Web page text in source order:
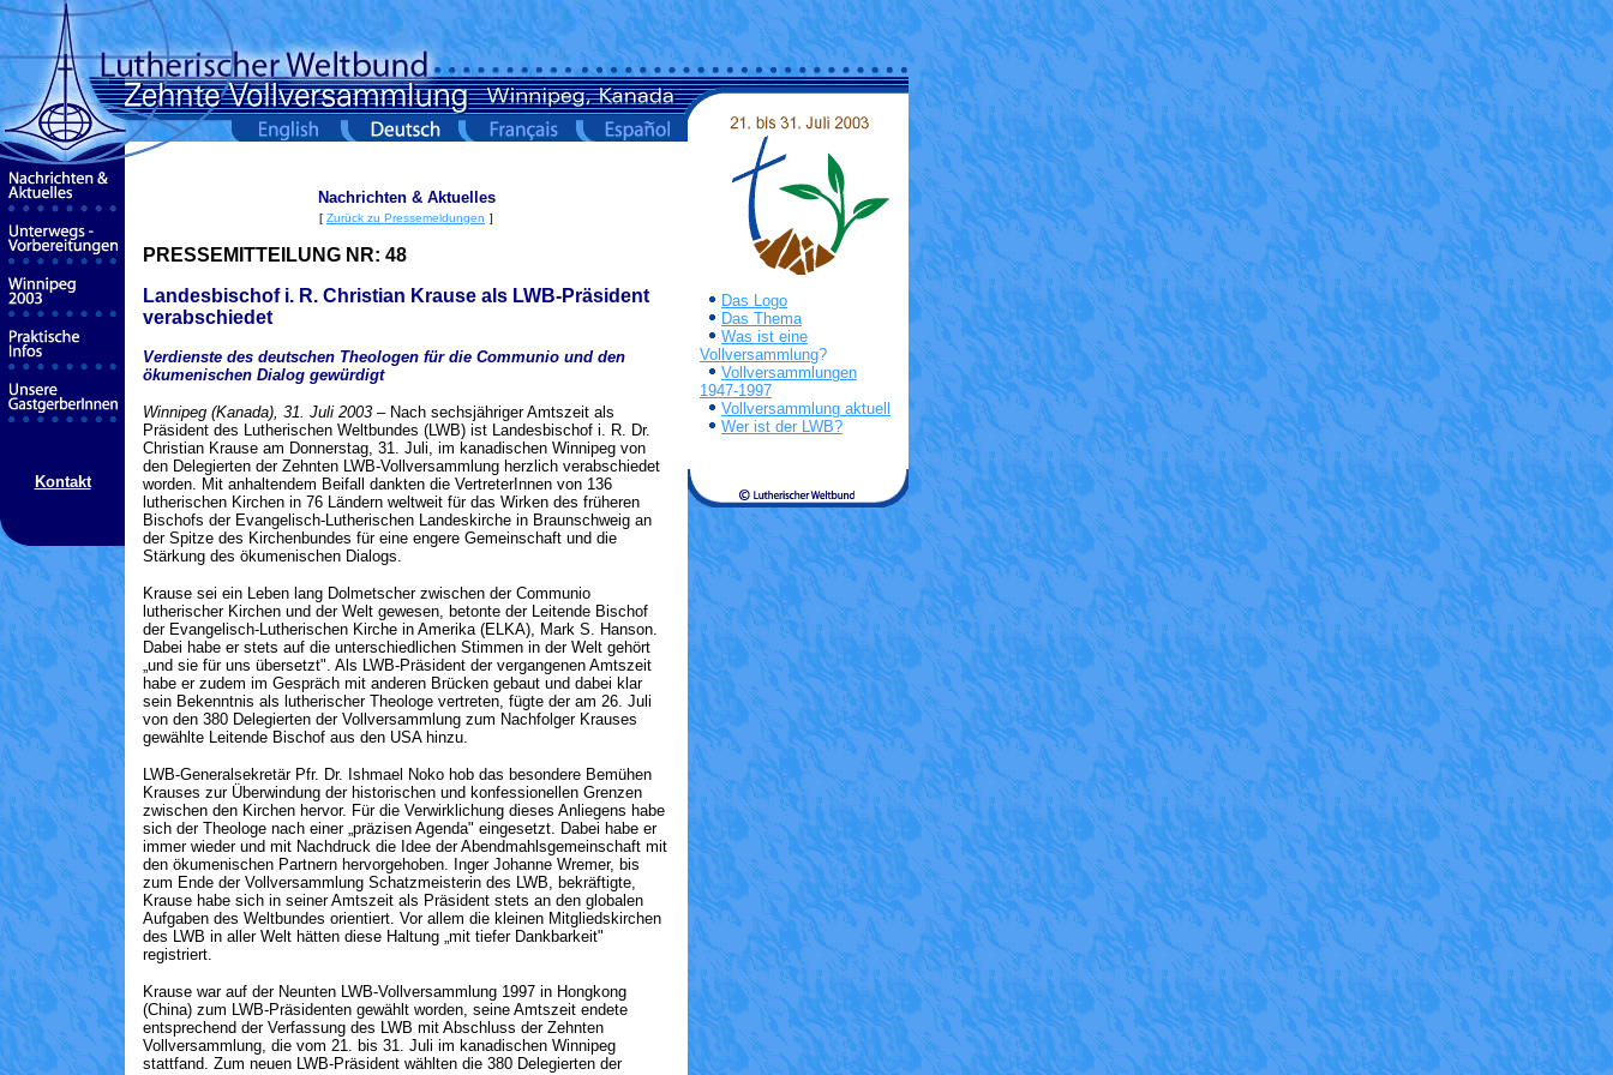
Kontakt
Nachrichten & Aktuelles
[ Zurück zu Pressemeldungen ]
PRESSEMITTEILUNG NR: 48
Landesbischof i. R. Christian Krause als LWB-Präsident
verabschiedet
Verdienste des deutschen Theologen für die Communio und den
ökumenischen Dialog gewürdigt
Winnipeg (Kanada), 31. Juli 2003 – Nach sechsjähriger Amtszeit als
Präsident des Lutherischen Weltbundes (LWB) ist Landesbischof i. R. Dr.
Christian Krause am Donnerstag, 31. Juli, im kanadischen Winnipeg von
den Delegierten der Zehnten LWB-Vollversammlung herzlich verabschiedet
worden. Mit anhaltendem Beifall dankten die VertreterInnen von 136
lutherischen Kirchen in 76 Ländern weltweit für das Wirken des früheren
Bischofs der Evangelisch-Lutherischen Landeskirche in Braunschweig an
der Spitze des Kirchenbundes für eine engere Gemeinschaft und die
Stärkung des ökumenischen Dialogs.
Krause sei ein Leben lang Dolmetscher zwischen der Communio
lutherischer Kirchen und der Welt gewesen, betonte der Leitende Bischof
der Evangelisch-Lutherischen Kirche in Amerika (ELKA), Mark S. Hanson.
Dabei habe er stets auf die unterschiedlichen Stimmen in der Welt gehört
„und sie für uns übersetzt". Als LWB-Präsident der vergangenen Amtszeit
habe er zudem im Gespräch mit anderen Brücken gebaut und dabei klar
sein Bekenntnis als lutherischer Theologe vertreten, fügte der am 26. Juli
von den 380 Delegierten der Vollversammlung zum Nachfolger Krauses
gewählte Leitende Bischof aus den USA hinzu.
LWB-Generalsekretär Pfr. Dr. Ishmael Noko hob das besondere Bemühen
Krauses zur Überwindung der historischen und konfessionellen Grenzen
zwischen den Kirchen hervor. Für die Verwirklichung dieses Anliegens habe
sich der Theologe nach einer „präzisen Agenda" eingesetzt. Dabei habe er
immer wieder und mit Nachdruck die Idee der Abendmahlsgemeinschaft mit
den ökumenischen Partnern hervorgehoben. Inger Johanne Wremer, bis
zum Ende der Vollversammlung Schatzmeisterin des LWB, bekräftigte,
Krause habe sich in seiner Amtszeit als Präsident stets an den globalen
Aufgaben des Weltbundes orientiert. Vor allem die kleinen Mitgliedskirchen
des LWB in aller Welt hätten diese Haltung „mit tiefer Dankbarkeit"
registriert.
Krause war auf der Neunten LWB-Vollversammlung 1997 in Hongkong
(China) zum LWB-Präsidenten gewählt worden, seine Amtszeit endete
entsprechend der Verfassung des LWB mit Abschluss der Zehnten
Vollversammlung, die vom 21. bis 31. Juli im kanadischen Winnipeg
stattfand. Zum neuen LWB-Präsident wählten die 380 Delegierten der
Das Logo
Das Thema
Was ist eine
Vollversammlung?
Vollversammlungen
1947-1997
Vollversammlung aktuell
Wer ist der LWB?